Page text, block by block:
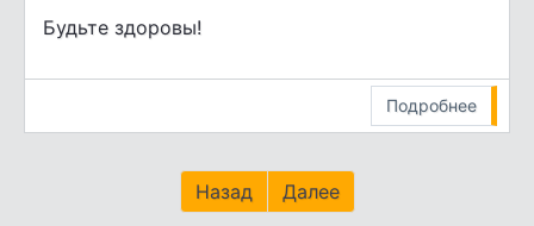
Будьте здоровы!
Подробнее
Назад Далее